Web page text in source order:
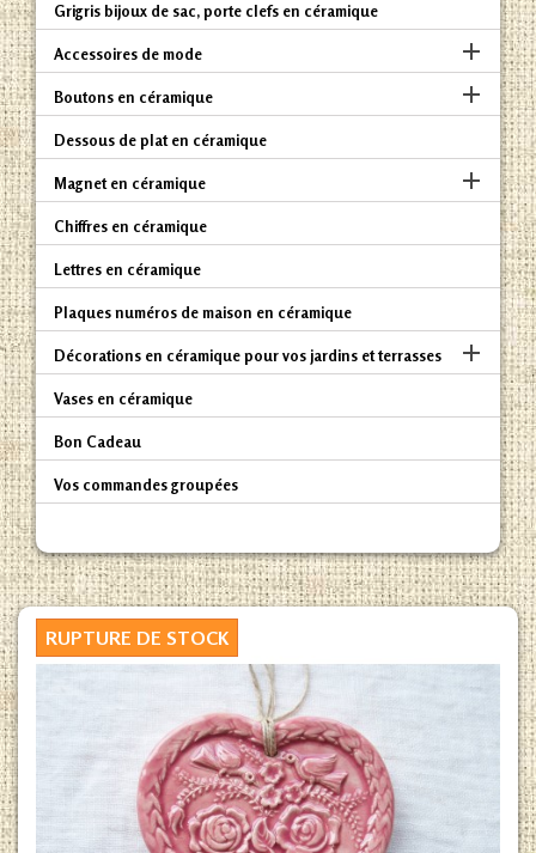
Grigris bijoux de sac, porte clefs en céramique
Accessoires de mode 
Boutons en céramique 
Dessous de plat en céramique
Magnet en céramique 
Chiffres en céramique
Lettres en céramique
Plaques numéros de maison en céramique
Décorations en céramique pour vos jardins et terrasses 
Vases en céramique
Bon Cadeau
Vos commandes groupées
RUPTURE DE STOCK